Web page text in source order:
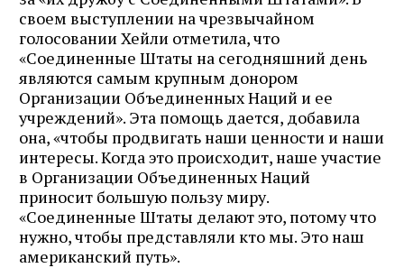
своем выступлении на чрезвычайном
голосовании Хейли отметила, что
«Соединенные Штаты на сегодняшний день
являются самым крупным донором
Организации Объединенных Наций и ее
учреждений». Эта помощь дается, добавила
она, «чтобы продвигать наши ценности и наши
интересы. Когда это происходит, наше участие
в Организации Объединенных Наций
приносит большую пользу миру.
«Соединенные Штаты делают это, потому что
нужно, чтобы представляли кто мы. Это наш
американский путь».